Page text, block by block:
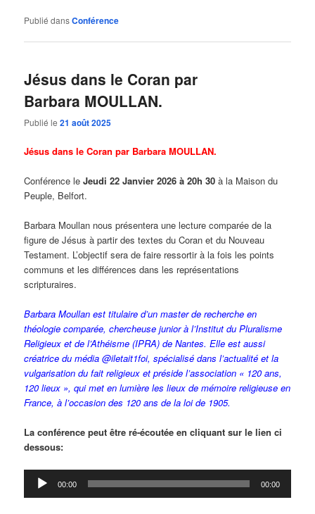
Publié dansConférence
Jésus dans le Coran par
Barbara MOULLAN.
Publié le21 août 2025
Jésus dans le Coran par Barbara MOULLAN.
Conférence leJeudi 22 Janvier 2026 à 20h 30à la Maison du
Peuple, Belfort.
Barbara Moullan nous présentera une lecture comparée de la
figure de Jésus à partir des textes du Coran et du Nouveau
Testament. L’objectif sera de faire ressortir à la fois les points
communs et les différences dans les représentations
scripturaires.
Barbara Moullan est titulaire d’un master de recherche en
théologie comparée, chercheuse junior à l’Institut du Pluralisme
Religieux et de l’Athéisme (IPRA) de Nantes. Elle est aussi
créatrice du média @iletait1foi, spécialisé dans l’actualité et la
vulgarisation du fait religieux et préside l’association « 120 ans,
120 lieux », qui met en lumière les lieux de mémoire religieuse en
France, à l’occasion des 120 ans de la loi de 1905.
La conférence peut être ré-écoutée en cliquant sur le lien ci
dessous:
Lecteur
audio
00:00 00:00